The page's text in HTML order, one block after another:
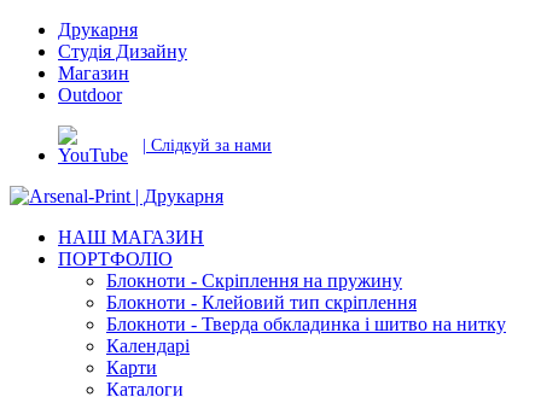
Друкарня
Студія Дизайну
Магазин
Outdoor
| Слідкуй за нами
НАШ МАГАЗИН
ПОРТФОЛІО
Блокноти - Скріплення на пружину
Блокноти - Клейовий тип скріплення
Блокноти - Тверда обкладинка і шитво на нитку
Календарі
Карти
Каталоги